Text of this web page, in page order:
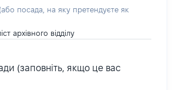
(або посада, на яку претендуєте як
архівного відділу
(заповніть, якщо це вас